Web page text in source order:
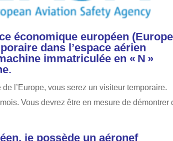
économique européen (Europe
dans l’espace aérien
immatriculée en « N »
l’Europe, vous serez un visiteur temporaire.
Vous devrez être en mesure de démontrer
je possède un aéronef